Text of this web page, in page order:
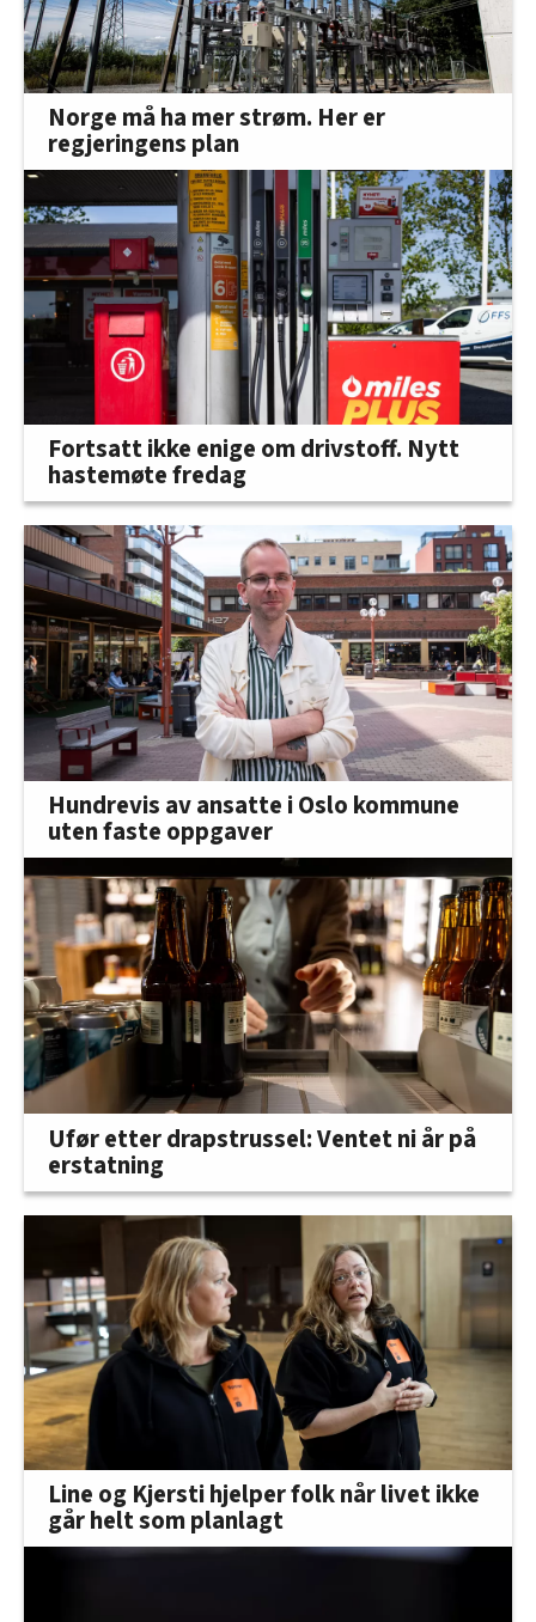
Norge må ha mer strøm. Her er
regjeringens plan
Fortsatt ikke enige om drivstoff. Nytt
hastemøte fredag
Hundrevis av ansatte i Oslo kommune
uten faste oppgaver
Ufør etter drapstrussel: Ventet ni år på
erstatning
Line og Kjersti hjelper folk når livet ikke
går helt som planlagt